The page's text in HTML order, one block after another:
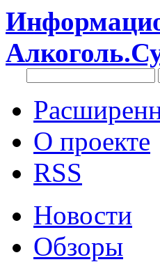
О проекте
RSS
Новости
Обзоры